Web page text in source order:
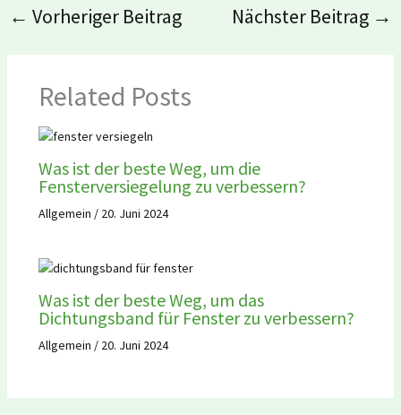
← Vorheriger Beitrag Nächster Beitrag →
Related Posts
Was ist der beste Weg, um die
Fensterversiegelung zu verbessern?
Allgemein / 20. Juni 2024
Was ist der beste Weg, um das
Dichtungsband für Fenster zu verbessern?
Allgemein / 20. Juni 2024